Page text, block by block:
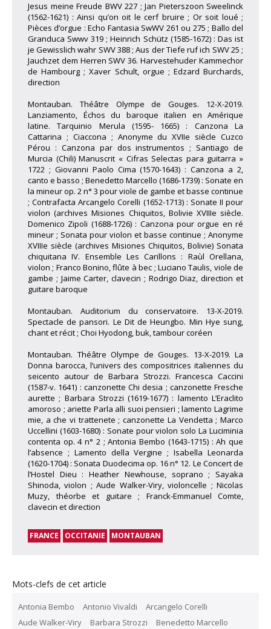
Jesus meine Freude BWV 227 ; Jan Pieterszoon Sweelinck
(1562-1621) : Ainsi qu’on oit le cerf bruire ; Or soit loué ;
Pièces d’orgue : Echo Fantasia SwWV 261 ou 275 ; Ballo del
Granduca Swwv 319 ; Heinrich Schütz (1585-1672) : Das ist
je Gewisslich wahr SWV 388 ; Aus der Tiefe ruf ich SWV 25 ;
Jauchzet dem Herren SWV 36. Harvestehuder Kammechor
de Hambourg ; Xaver Schult, orgue ; Edzard Burchards,
direction
Montauban. Théâtre Olympe de Gouges. 12-X-2019.
Lanziamento, Échos du baroque italien en Amérique
latine. Tarquinio Merula (1595- 1665) : Canzona La
Cattarina ; Ciaccona ; Anonyme du XVIIe siècle Cuzco
Pérou : Canzona par dos instrumentos ; Santiago de
Murcia (Chili) Manuscrit « Cifras Selectas para guitarra »
1722 ; Giovanni Paolo Cima (1570-1643) : Canzona a 2,
canto e basso ; Benedetto Marcello (1686-1739) : Sonate en
la mineur op. 2 n° 3 pour viole de gambe et basse continue
; Contrafacta Arcangelo Corelli (1652-1713) : Sonate II pour
violon (archives Misiones Chiquitos, Bolivie XVIIIe siècle.
Domenico Zipoli (1688-1726) : Canzona pour orgue en ré
mineur ; Sonata pour violon et basse continue ; Anonyme
XVIIIe siècle (archives Misiones Chiquitos, Bolivie) Sonata
chiquitana IV. Ensemble Les Carillons : Raùl Orellana,
violon ; Franco Bonino, flûte à bec ; Luciano Taulis, viole de
gambe ; Jaime Carter, clavecin ; Rodrigo Diaz, direction et
guitare baroque
Montauban. Auditorium du conservatoire. 13-X-2019.
Spectacle de pansori. Le Dit de Heungbo. Min Hye sung,
chant et récit ; Choi Hyodong, buk, tambour coréen
Montauban. Théâtre Olympe de Gouges. 13-X-2019. La
Donna barocca, l’univers des compositrices italiennes du
seicento autour de Barbara Strozzi. Francesca Caccini
(1587-v. 1641) : canzonette Chi desia ; canzonette Fresche
aurette ; Barbara Strozzi (1619-1677) : lamento L’Eraclito
amoroso ; ariette Parla alli suoi pensieri ; lamento Lagrime
mie, a che vi trattenete ; canzonette La Vendetta ; Marco
Uccellini (1603-1680) : Sonate pour violon solo La Luciminia
contenta op. 4 n° 2 ; Antonia Bembo (1643-1715) : Ah que
l’absence ; Lamento della Vergine ; Isabella Leonarda
(1620-1704) : Sonata Duodecima op. 16 n° 12. Le Concert de
l’Hostel Dieu : Heather Newhouse, soprano ; Sayaka
Shinoda, violon ; Aude Walker-Viry, violoncelle ; Nicolas
Muzy, théorbe et guitare ; Franck-Emmanuel Comte,
clavecin et direction
FRANCE OCCITANIE MONTAUBAN
Mots-clefs de cet article
Antonia Bembo Antonio Vivaldi
Arcangelo Corelli
Aude Walker-Viry
Barbara Strozzi
Benedetto Marcello